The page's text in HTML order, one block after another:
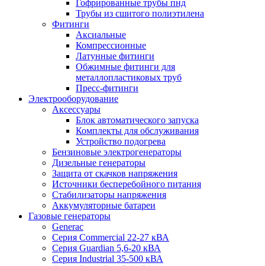
Гофрированные трубы пнд
Трубы из сшитого полиэтилена
Фитинги
Аксиальные
Компрессионные
Латунные фитинги
Обжимные фитинги для
металлопластиковых труб
Пресс-фитинги
Электрооборудование
Аксессуары
Блок автоматического запуска
Комплекты для обслуживания
Устройство подогрева
Бензиновые электрогенераторы
Дизельные генераторы
Защита от скачков напряжения
Источники бесперебойного питания
Стабилизаторы напряжения
Аккумуляторные батареи
Газовые генераторы
Generac
Серия Commercial 22-27 кВА
Серия Guardian 5,6-20 кВА
Серия Industrial 35-500 кВА